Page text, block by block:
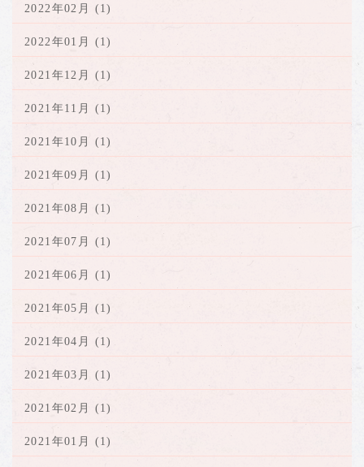
2022年02月 (1)
2022年01月 (1)
2021年12月 (1)
2021年11月 (1)
2021年10月 (1)
2021年09月 (1)
2021年08月 (1)
2021年07月 (1)
2021年06月 (1)
2021年05月 (1)
2021年04月 (1)
2021年03月 (1)
2021年02月 (1)
2021年01月 (1)